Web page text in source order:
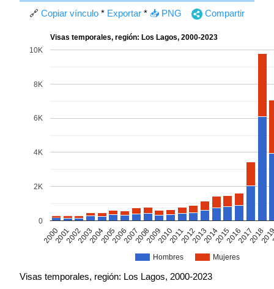
🔗 Copiar vínculo * Exportar * 📥 PNG Compartir
Visas temporales, región: Los Lagos, 2000-2023
Hombres Mujeres
2000200120022003200420052006200720082009201020112012201320142015201620172018
0
2K
4K
6K
8K
10K
Visas temporales, región: Los Lagos, 2000-2023